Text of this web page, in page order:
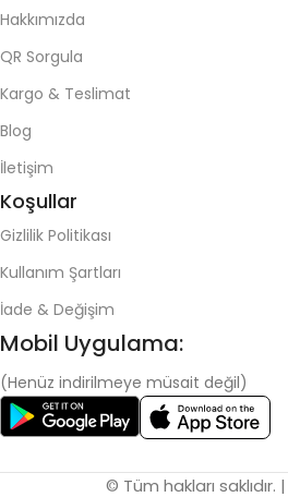
Hakkımızda
QR Sorgula
Kargo & Teslimat
Blog
İletişim
Koşullar
Gizlilik Politikası
Kullanım Şartları
İade & Değişim
Mobil Uygulama:
(Henüz indirilmeye müsait değil)
© Tüm hakları saklıdır. |